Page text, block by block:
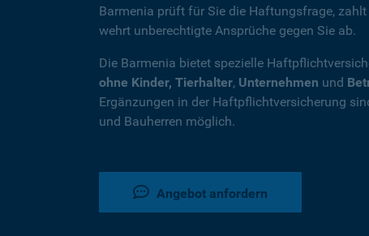
Barmenia prüft für Sie die Haftungsfrage,
wehrt unberechtigte Ansprüche gegen Sie ab.
Die Barmenia bietet spezielle
ohne Kinder, Tierhalter, Unternehmen und
Ergänzungen in der Haftpflichtversicherung
und Bauherren möglich.
Angebot anfordern